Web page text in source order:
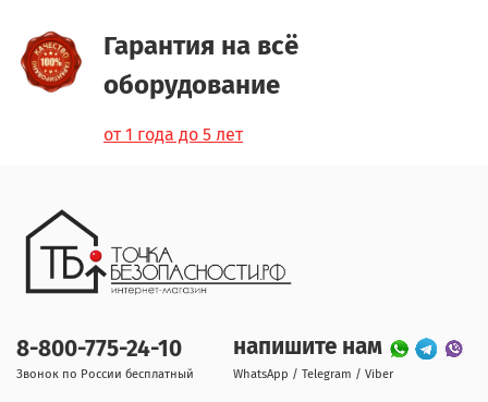
Гарантия на всё
оборудование
от 1 года до 5 лет
8-800-775-24-10
Звонок по России бесплатный
напишите нам
WhatsApp / Telegram / Viber